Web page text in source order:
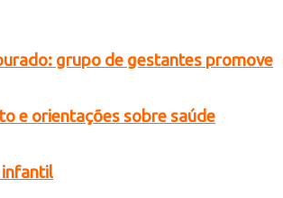
grupo de gestantes promove
e orientações sobre saúde
infantil